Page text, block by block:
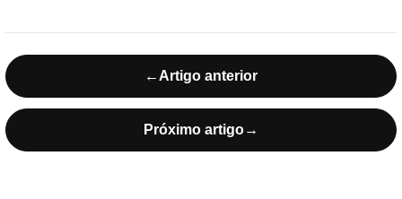
← Artigo anterior
Próximo artigo→